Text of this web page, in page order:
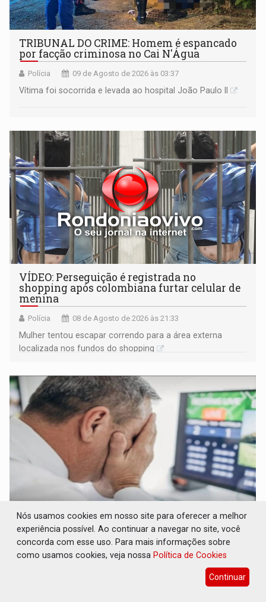
TRIBUNAL DO CRIME: Homem é espancado
por facção criminosa no Cai N'Água
Polícia 09 de Agosto de 2026 às 03:37
Vítima foi socorrida e levada ao hospital João Paulo II
VÍDEO: Perseguição é registrada no
shopping após colombiana furtar celular de
menina
Polícia 08 de Agosto de 2026 às 21:33
Mulher tentou escapar correndo para a área externa
localizada nos fundos do shopping
LUDOPATIA: Apostas online começam a
afetar produtividade e rotina nas empresas
Brasil e Mundo 08 de Agosto de 2026 às 21:00
Entre os sinais de alerta estão faltas recorrentes, queda
Nós usamos cookies em nosso site para oferecer a melhor
experiência possível. Ao continuar a navegar no site, você
concorda com esse uso. Para mais informações sobre
como usamos cookies, veja nossa Política de Cookies
Continuar